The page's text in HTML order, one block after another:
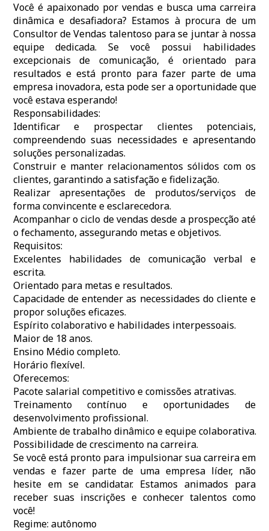
Você é apaixonado por vendas e busca uma carreira
dinâmica e desafiadora? Estamos à procura de um
Consultor de Vendas talentoso para se juntar à nossa
equipe dedicada. Se você possui habilidades
excepcionais de comunicação, é orientado para
resultados e está pronto para fazer parte de uma
empresa inovadora, esta pode ser a oportunidade que
você estava esperando!
Responsabilidades:
Identificar e prospectar clientes potenciais,
compreendendo suas necessidades e apresentando
soluções personalizadas.
Construir e manter relacionamentos sólidos com os
clientes, garantindo a satisfação e fidelização.
Realizar apresentações de produtos/serviços de
forma convincente e esclarecedora.
Acompanhar o ciclo de vendas desde a prospecção até
o fechamento, assegurando metas e objetivos.
Requisitos:
Excelentes habilidades de comunicação verbal e
escrita.
Orientado para metas e resultados.
Capacidade de entender as necessidades do cliente e
propor soluções eficazes.
Espírito colaborativo e habilidades interpessoais.
Maior de 18 anos.
Ensino Médio completo.
Horário flexível.
Oferecemos:
Pacote salarial competitivo e comissões atrativas.
Treinamento contínuo e oportunidades de
desenvolvimento profissional.
Ambiente de trabalho dinâmico e equipe colaborativa.
Possibilidade de crescimento na carreira.
Se você está pronto para impulsionar sua carreira em
vendas e fazer parte de uma empresa líder, não
hesite em se candidatar. Estamos animados para
receber suas inscrições e conhecer talentos como
você!
Regime: autônomo